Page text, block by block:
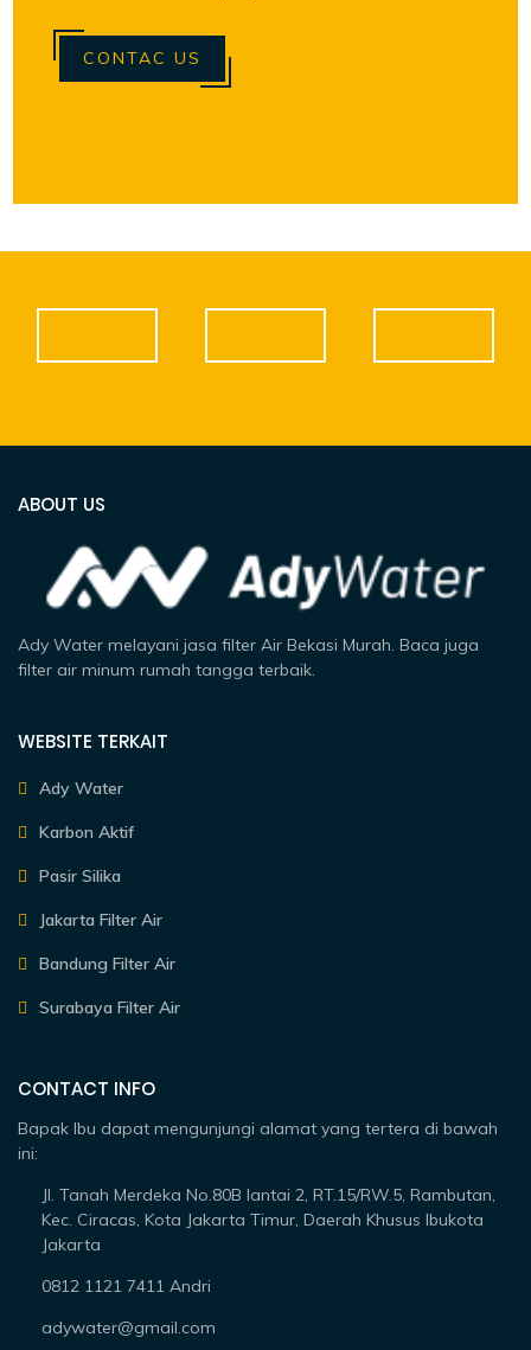
CONTAC US
ABOUT US
Ady Water melayani jasa filter Air Bekasi Murah. Baca juga
filter air minum rumah tangga terbaik.
WEBSITE TERKAIT
Ady Water
Karbon Aktif
Pasir Silika
Jakarta Filter Air
Bandung Filter Air
Surabaya Filter Air
CONTACT INFO
Bapak Ibu dapat mengunjungi alamat yang tertera di bawah
ini:
Jl. Tanah Merdeka No.80B lantai 2, RT.15/RW.5, Rambutan,
Kec. Ciracas, Kota Jakarta Timur, Daerah Khusus Ibukota
Jakarta
0812 1121 7411 Andri
adywater@gmail.com